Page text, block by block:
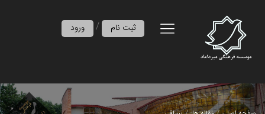
ورود / ثبت نام